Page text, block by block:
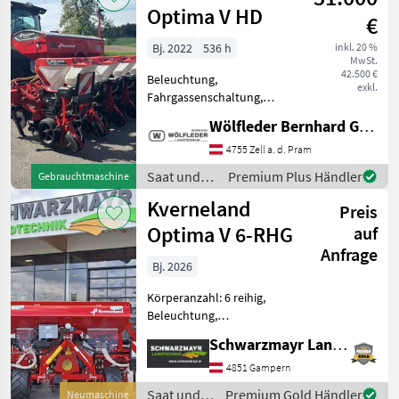
Gebrauchtmaschine
Optima V HD
€
inkl. 20 %
MwSt.
42.500 €
exkl.
Bj. 2022
536 h
Beleuchtung,
Fahrgassenschaltung,
Direktsaatausstattung,
Gummidruckrollen, hydr.
klappbar, pneumatisch,
Reihendüngerstreuer,
Rüben, elektr.
Überwachung - Bj. 2
Wölfleder Bernhard GmbH
4755 Zell a. d. Pram
Saat und
Pflege /
Kverneland
Premium Plus Händler
Neumaschine
Kverneland
Optima V 6-RHG
Preis
auf
Anfrage
Bj. 2026
Körperanzahl: 6 reihig,
Beleuchtung,
Fahrwerk, Spuranreisser,
Direktsaatausstattung,
Gummidruckrollen, hydr.
Schwarzmayr Landtechnik GmbH - Gampern
4851 Gampern
Saat und Premium Gold Händler